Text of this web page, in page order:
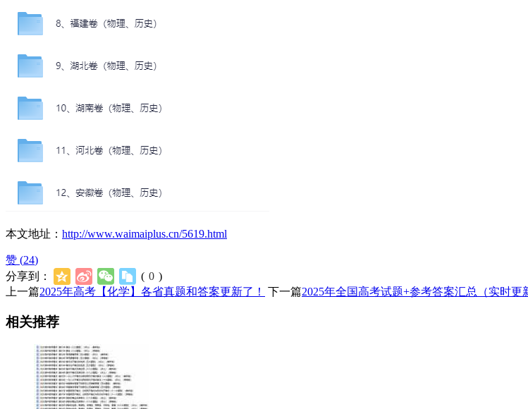
本文地址： http://www.waimaiplus.cn/5619.html
赞 (24)
分享到：
( 0 )
上一篇2025年高考【化学】各省真题和答案更新了！ 下一篇2025年全国高考试题+参考答案汇总（实时更
相关推荐